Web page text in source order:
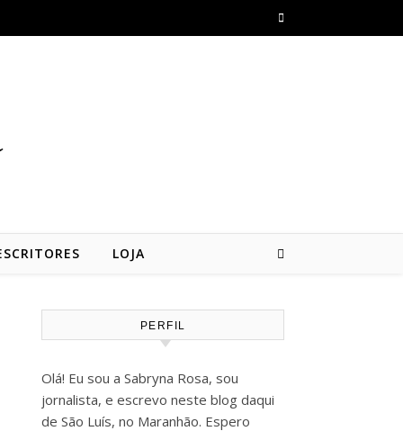
LOJA
PERFIL
Olá! Eu sou a Sabryna Rosa, sou
jornalista, e escrevo neste blog daqui
de São Luís, no Maranhão. Espero